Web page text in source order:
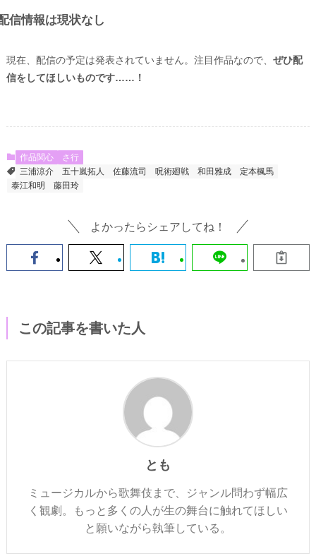
信情報は現状なし
現在、配信の予定は発表されていません。注目作品なので、 ぜひ配
信をしてほしいものです……！
作品関心
さ行
三浦涼介
五十嵐拓人 佐藤流司 呪術廻戦 和田雅成
定本楓馬
泰江和明
藤田玲
よかったらシェアしてね！
この記事を書いた人
とも
ミュージカルから歌舞伎まで、ジャンル問わず幅広
く観劇。もっと多くの人が生の舞台に触れてほしい
と願いながら執筆している。